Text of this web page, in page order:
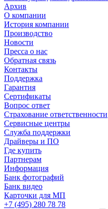
Архив
О компании
История компании
Производство
Новости
Пресса о нас
Обратная связь
Контакты
Поддержка
Гарантия
Сертификаты
Вопрос ответ
Страхование ответственности
Сервисные центры
Служба поддержки
Драйверы и ПО
Где купить
Партнерам
Информация
Банк фотографий
Банк видео
Карточки для МП
+7 (495) 280 78 78